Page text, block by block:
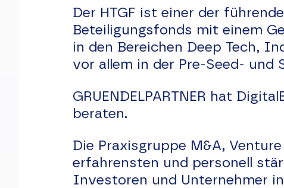
Der HTGF ist einer der
Beteiligungsfonds mit einem
in den Bereichen Deep Tech,
vor allem in der Pre-Seed- und
GRUENDELPARTNER hat
beraten.
Die Praxisgruppe M&A,
erfahrensten und personell
Investoren und Unternehmer